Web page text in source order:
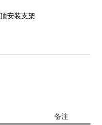
安装支架
备注